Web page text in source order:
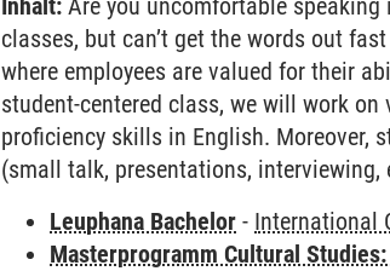
Inhalt: Are you uncomfortable
classes, but can’t get the words out
where employees are valued for their
student-centered class, we will work
proficiency skills in English. Moreover,
(small talk, presentations, interviewing,
Leuphana Bachelor - International
Masterprogramm Cultural